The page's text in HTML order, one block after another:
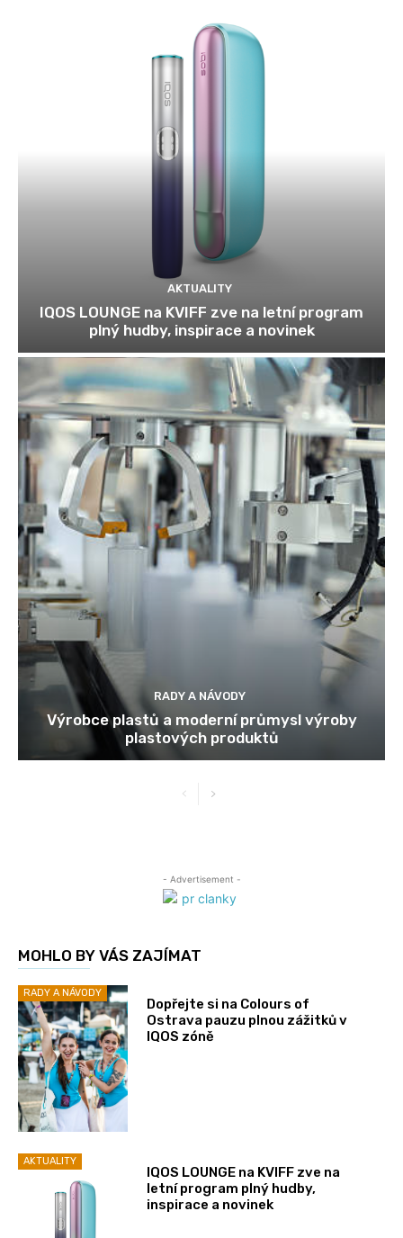
AKTUALITY
IQOS LOUNGE na KVIFF zve na letní program
plný hudby, inspirace a novinek
RADY A NÁVODY
Výrobce plastů a moderní průmysl výroby
plastových produktů
- Advertisement -
MOHLO BY VÁS ZAJÍMAT
RADY A NÁVODY
Dopřejte si na Colours of
Ostrava pauzu plnou zážitků v
IQOS zóně
AKTUALITY
IQOS LOUNGE na KVIFF zve na
letní program plný hudby,
inspirace a novinek